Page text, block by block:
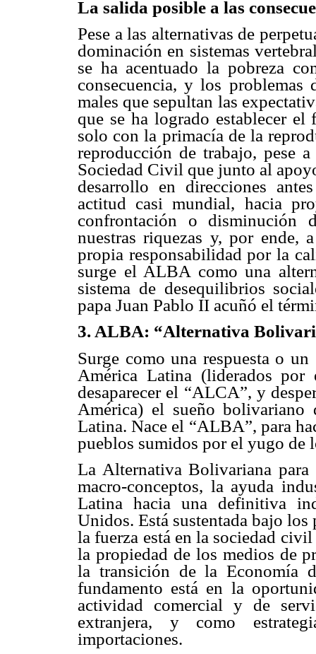
La salida posible a las
Pese a las alternativas de
dominación en sistemas
se ha acentuado la pobreza
consecuencia, y los
males que sepultan las
que se ha logrado establecer
solo con la primacía de la
reproducción de trabajo, pese
Sociedad Civil que junto al
desarrollo en direcciones
actitud casi mundial, hacia
confrontación o disminución
nuestras riquezas y, por ende,
propia responsabilidad por la
surge el ALBA como una
sistema de desequilibrios
papa Juan Pablo II acuñó el
3. ALBA: “Alternativa
Surge como una respuesta o
América Latina (liderados por
desaparecer el “ALCA”, y
América) el sueño
Latina. Nace el “ALBA”, para
pueblos sumidos por el yugo de
La Alternativa Bolivariana
macro-conceptos, la ayuda
Latina hacia una definitiva
Unidos. Está sustentada bajo
la fuerza está en la sociedad
la propiedad de los medios de
la transición de la Economía
fundamento está en la
actividad comercial y de
extranjera, y como
importaciones.